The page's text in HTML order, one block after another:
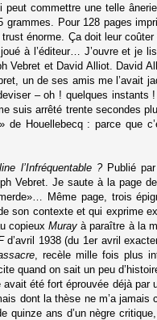
peut commettre une telle
grammes. Pour 128 pages
trust énorme. Ça doit leur
joué à l’éditeur… J’ouvre et je
Vebret et David Alliot. David
un de ses amis me l’avait
– oh ! quelques
suis arrêté trente secondes
Houellebecq : parce que
l’Infréquentable ?Publié par
Vebret. Je saute à la
Même page, trois
son contexte et qui exprime
copieuxMuray à paraître à la
d’avril 1938 (du 1er avril
, recèle mille fois plus
quand on sait un peu
été fort éprouvée déjà
dont la thèse ne m’a
quinze ans d’un nègre